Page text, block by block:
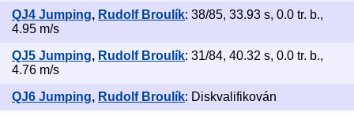
QJ4 Jumping, Rudolf Broulík: 38/85, 33.93 s, 0.0 tr. b.,
4.95 m/s
QJ5 Jumping, Rudolf Broulík: 31/84, 40.32 s, 0.0 tr. b.,
4.76 m/s
QJ6 Jumping, Rudolf Broulík: Diskvalifikován